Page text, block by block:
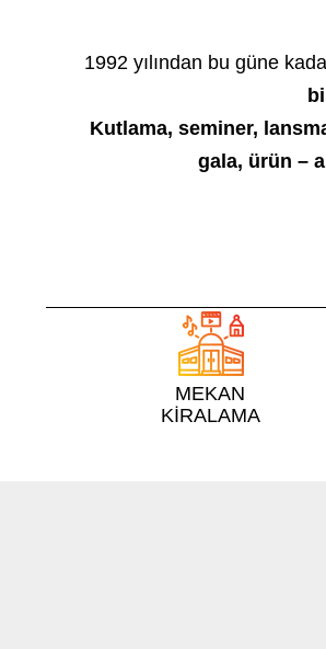
1992 yılından bu güne
Kutlama, seminer,
gala, ürün –
MEKAN
KİRALAMA